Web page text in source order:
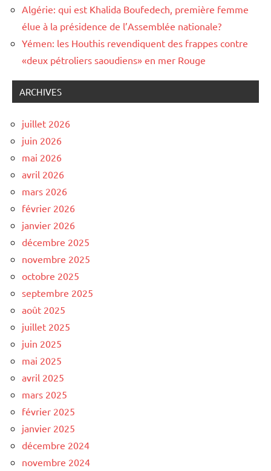
Algérie: qui est Khalida Boufedech, première femme
élue à la présidence de l’Assemblée nationale?
Yémen: les Houthis revendiquent des frappes contre
«deux pétroliers saoudiens» en mer Rouge
ARCHIVES
juillet 2026
juin 2026
mai 2026
avril 2026
mars 2026
février 2026
janvier 2026
décembre 2025
novembre 2025
octobre 2025
septembre 2025
août 2025
juillet 2025
juin 2025
mai 2025
avril 2025
mars 2025
février 2025
janvier 2025
décembre 2024
novembre 2024